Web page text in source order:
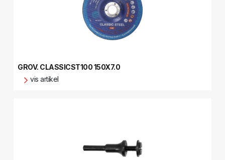
GROV. CLASSICST100 150X7.0
vis artikel